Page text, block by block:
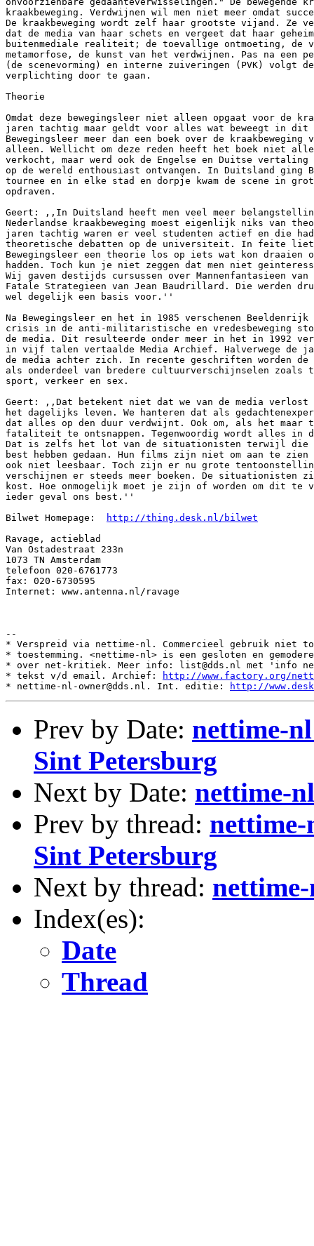
http://thing.desk.nl/bilwet
Ravage, actieblad
Van Ostadestraat 233n
1073 TN Amsterdam
telefoon 020-6761773
fax: 020-6730595
Internet: www.antenna.nl/ravage
--
* Verspreid via nettime-nl. Commercieel gebruik niet
* toestemming. <nettime-nl> is een gesloten en
* over net-kritiek. Meer info: list@dds.nl met 'info
* tekst v/d email. Archief:
http://www.factory.org/
* nettime-nl-owner@dds.nl. Int. editie:
http://
Prev by Date: nettime-
Sint Petersburg
Next by Date: nettime-
Prev by thread: nettime-
Sint Petersburg
Next by thread:
Index(es):
Date
Thread